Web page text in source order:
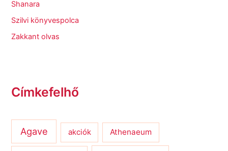
Shanara
Szilvi könyvespolca
Zakkant olvas
Címkefelhő
Agave akciók Athenaeum